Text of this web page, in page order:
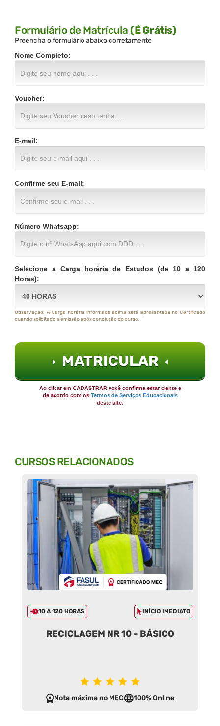
Formulário de Matrícula (É Grátis)
Preencha o formulário abaixo corretamente
Nome Completo:
Voucher:
E-mail:
Confirme seu E-mail:
Número Whatsapp:
Selecione a Carga horária de Estudos (de 10 a 120
Horas):
Observação: A Carga horária informada acima será apresentada no Certificado
quando solicitado a emissão após conclusão do curso.
MATRICULAR
Ao clicar em CADASTRAR você confirma estar ciente e
de acordo com os Termos de Serviços Educacionais
deste site.
CURSOS RELACIONADOS
10 A 120 HORAS INÍCIO IMEDIATO
RECICLAGEM NR 10 - BÁSICO
Nota máxima no MEC 100% Online